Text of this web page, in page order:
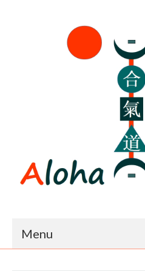
Menu